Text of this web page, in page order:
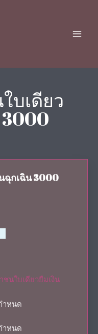
บเดียว
3000
ฉุกเฉิน 3000
นใบเดียวยืมเงิน
ำหนด
ำหนด